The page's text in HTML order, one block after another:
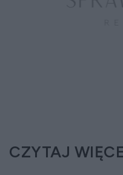
CZYTAJ